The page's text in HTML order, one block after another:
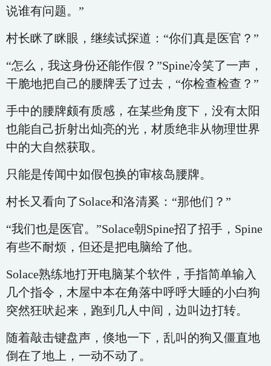
说谁有问题。”
村长眯了眯眼，继续试探道：“你们真是医官？”
“怎么，我这身份还能作假？”Spine冷笑了一声，
干脆地把自己的腰牌丢了过去，“你检查检查？”
手中的腰牌颇有质感，在某些角度下，没有太阳
也能自己折射出灿亮的光，材质绝非从物理世界
中的大自然获取。
只能是传闻中如假包换的审核岛腰牌。
村长又看向了Solace和洛清奚：“那他们？”
“我们也是医官。”Solace朝Spine招了招手，Spine
有些不耐烦，但还是把电脑给了他。
Solace熟练地打开电脑某个软件，手指简单输入
几个指令，木屋中本在角落中呼呼大睡的小白狗
突然狂吠起来，跑到几人中间，边叫边打转。
随着敲击键盘声，倏地一下，乱叫的狗又僵直地
倒在了地上，一动不动了。